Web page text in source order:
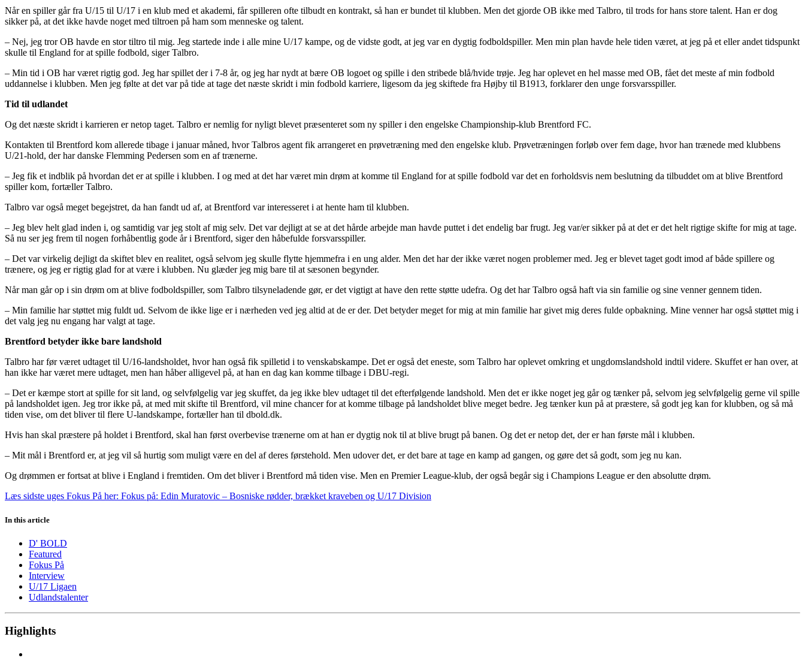
Når en spiller går fra U/15 til U/17 i en klub med et akademi, får spilleren ofte tilbudt en kontrakt, så han er bundet til klubben. Men det gjorde OB ikke med Talbro, til trods for hans store talent. Han er dog
sikker på, at det ikke havde noget med tiltroen på ham som menneske og talent.
– Nej, jeg tror OB havde en stor tiltro til mig. Jeg startede inde i alle mine U/17 kampe, og de vidste godt, at jeg var en dygtig fodboldspiller. Men min plan havde hele tiden været, at jeg på et eller andet tidspunkt
skulle til England for at spille fodbold, siger Talbro.
– Min tid i OB har været rigtig god. Jeg har spillet der i 7-8 år, og jeg har nydt at bære OB logoet og spille i den stribede blå/hvide trøje. Jeg har oplevet en hel masse med OB, fået det meste af min fodbold
uddannelse i klubben. Men jeg følte at det var på tide at tage det næste skridt i min fodbold karriere, ligesom da jeg skiftede fra Højby til B1913, forklarer den unge forsvarsspiller.
Tid til udlandet
Og det næste skridt i karrieren er netop taget. Talbro er nemlig for nyligt blevet præsenteret som ny spiller i den engelske Championship-klub Brentford FC.
Kontakten til Brentford kom allerede tibage i januar måned, hvor Talbros agent fik arrangeret en prøvetræning med den engelske klub. Prøvetræningen forløb over fem dage, hvor han trænede med klubbens
U/21-hold, der har danske Flemming Pedersen som en af trænerne.
– Jeg fik et indblik på hvordan det er at spille i klubben. I og med at det har været min drøm at komme til England for at spille fodbold var det en forholdsvis nem beslutning da tilbuddet om at blive Brentford
spiller kom, fortæller Talbro.
Talbro var også meget begejstret, da han fandt ud af, at Brentford var interesseret i at hente ham til klubben.
– Jeg blev helt glad inden i, og samtidig var jeg stolt af mig selv. Det var dejligt at se at det hårde arbejde man havde puttet i det endelig bar frugt. Jeg var/er sikker på at det er det helt rigtige skifte for mig at tage.
Så nu ser jeg frem til nogen forhåbentlig gode år i Brentford, siger den håbefulde forsvarsspiller.
– Det var virkelig dejligt da skiftet blev en realitet, også selvom jeg skulle flytte hjemmefra i en ung alder. Men det har der ikke været nogen problemer med. Jeg er blevet taget godt imod af både spillere og
trænere, og jeg er rigtig glad for at være i klubben. Nu glæder jeg mig bare til at sæsonen begynder.
Når man går op i sin drøm om at blive fodboldspiller, som Talbro tilsyneladende gør, er det vigtigt at have den rette støtte udefra. Og det har Talbro også haft via sin familie og sine venner gennem tiden.
– Min familie har støttet mig fuldt ud. Selvom de ikke lige er i nærheden ved jeg altid at de er der. Det betyder meget for mig at min familie har givet mig deres fulde opbakning. Mine venner har også støttet mig i
det valg jeg nu engang har valgt at tage.
Brentford betyder ikke bare landshold
Talbro har før været udtaget til U/16-landsholdet, hvor han også fik spilletid i to venskabskampe. Det er også det eneste, som Talbro har oplevet omkring et ungdomslandshold indtil videre. Skuffet er han over, at
han ikke har været mere udtaget, men han håber alligevel på, at han en dag kan komme tilbage i DBU-regi.
– Det er kæmpe stort at spille for sit land, og selvfølgelig var jeg skuffet, da jeg ikke blev udtaget til det efterfølgende landshold. Men det er ikke noget jeg går og tænker på, selvom jeg selvfølgelig gerne vil spille
på landsholdet igen. Jeg tror ikke på, at med mit skifte til Brentford, vil mine chancer for at komme tilbage på landsholdet blive meget bedre. Jeg tænker kun på at præstere, så godt jeg kan for klubben, og så må
tiden vise, om det bliver til flere U-landskampe, fortæller han til dbold.dk.
Hvis han skal præstere på holdet i Brentford, skal han først overbevise trænerne om at han er dygtig nok til at blive brugt på banen. Og det er netop det, der er han første mål i klubben.
– Mit mål i Brentford er, at jeg vil så hurtig som muligt være en del af deres førstehold. Men udover det, er det bare at tage en kamp ad gangen, og gøre det så godt, som jeg nu kan.
Og drømmen er fortsat at blive i England i fremtiden. Om det bliver i Brentford må tiden vise. Men en Premier League-klub, der også begår sig i Champions League er den absolutte drøm.
Læs sidste uges Fokus På her: Fokus på: Edin Muratovic – Bosniske rødder, brækket kraveben og U/17 Division
In this article
D' BOLD
Featured
Fokus På
Interview
U/17 Ligaen
Udlandstalenter
Highlights